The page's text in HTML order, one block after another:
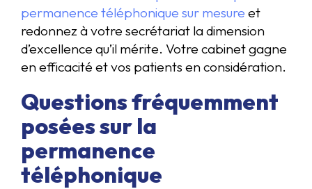
permanence téléphonique sur mesure et
redonnez à votre secrétariat la dimension
d’excellence qu’il mérite. Votre cabinet gagne
en efficacité et vos patients en considération.
Questions fréquemment
posées sur la
permanence
téléphonique